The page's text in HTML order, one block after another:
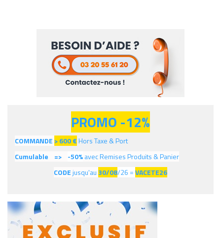
PROMO -12%
COMMANDE > 600€Hors Taxe & Port
Cumulable => -50%avec Remises Produits & Panier
CODEjusqu'au 30/08/26 =VACETE26